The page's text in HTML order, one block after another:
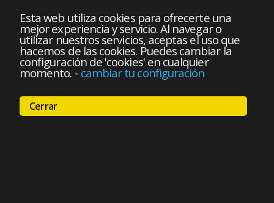
Esta web utiliza cookies para ofrecerte una
mejor experiencia y servicio. Al navegar o
utilizar nuestros servicios, aceptas el uso que
hacemos de las cookies. Puedes cambiar la
configuración de 'cookies' en cualquier
momento. - cambiar tu configuración
Cerrar